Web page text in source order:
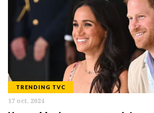
TRENDING TVC
17 oct. 2024